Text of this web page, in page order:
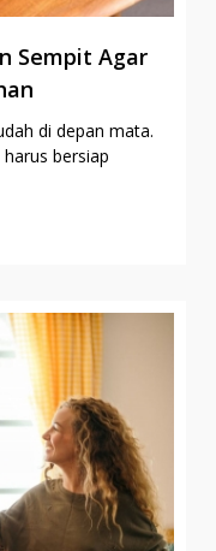
Sempit Agar
di depan mata.
bersiap